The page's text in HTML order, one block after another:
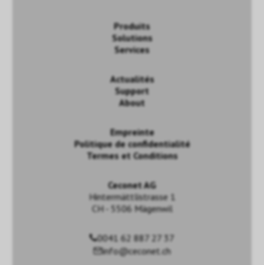
Produits
Solutions
Services
Actualités
Support
About
Empreinte
Politique de confidentialité
Termes et Conditions
Ceconet AG
Hintermättlistrasse 1
CH - 5506 Mägenwil
0041 62 887 27 37
info@ceconet.ch